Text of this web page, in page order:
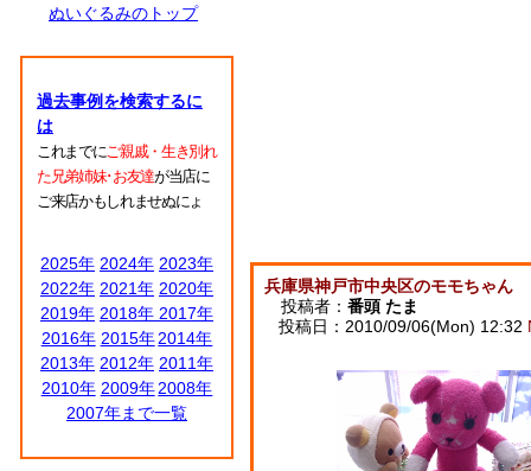
ぬいぐるみのトップ
過去事例を検索するに
は
これまでにご親戚・生き別れ
た兄弟姉妹･お友達が当店に
ご来店かもしれませぬにょ
2025年 2024年 2023年
2022年 2021年 2020年
2019年 2018年 2017年
2016年 2015年 2014年
2013年 2012年 2011年
2010年 2009年 2008年
2007年まで一覧
兵庫県神戸市中央区のモモちゃん
投稿者： 番頭 たま
投稿日：2010/09/06(Mon) 12:32